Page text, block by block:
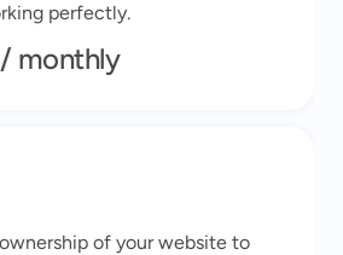
perfectly.
/ monthly
of your website to